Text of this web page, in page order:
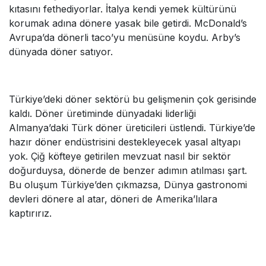
kıtasını fethediyorlar. İtalya kendi yemek kültürünü
korumak adına dönere yasak bile getirdi. McDonald’s
Avrupa’da dönerli taco’yu menüsüne koydu. Arby’s
dünyada döner satıyor.
Türkiye’deki döner sektörü bu gelişmenin çok gerisinde
kaldı. Döner üretiminde dünyadaki liderliği
Almanya’daki Türk döner üreticileri üstlendi. Türkiye’de
hazır döner endüstrisini destekleyecek yasal altyapı
yok. Çiğ köfteye getirilen mevzuat nasıl bir sektör
doğurduysa, dönerde de benzer adımın atılması şart.
Bu oluşum Türkiye’den çıkmazsa, Dünya gastronomi
devleri dönere al atar, döneri de Amerika’lılara
kaptırırız.